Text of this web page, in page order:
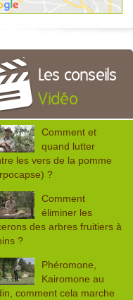
Les conseils
Vidéo
Comment et
quand lutter
les vers de la pomme
?
Comment
éliminer les
des arbres fruitiers à
?
Phéromone,
Kairomone au
comment cela marche